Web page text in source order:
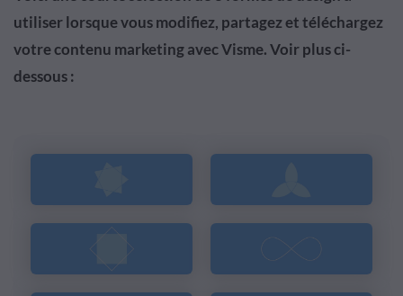
utiliser lorsque vous modifiez, partagez et téléchargez
votre contenu marketing avec Visme. Voir plus ci-
dessous :